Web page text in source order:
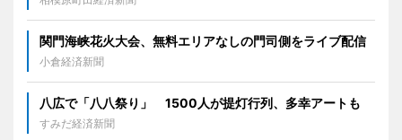
関門海峡花火大会、無料エリアなしの門司側をライブ配信
小倉経済新聞
八広で「八八祭り」 1500人が提灯行列、多幸アートも
すみだ経済新聞